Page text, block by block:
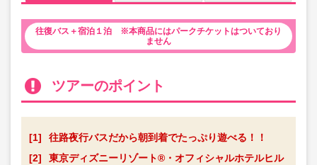
往復バス＋宿泊１泊 ※本商品にはパークチケットはついており
ません
ツアーのポイント
[1]
往路夜行バスだから朝到着でたっぷり遊べる！！
[2]
東京ディズニーリゾート®・オフィシャルホテルヒル